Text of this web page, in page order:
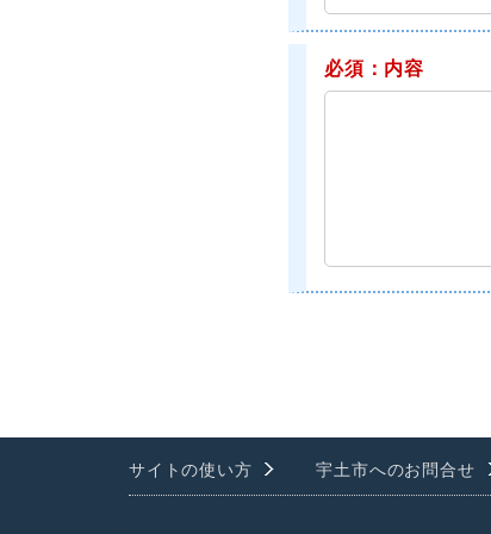
必須：内容
サイトの使い方 宇土市へのお問合せ